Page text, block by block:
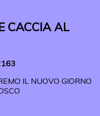
CACCIA AL
IL NUOVO GIORNO